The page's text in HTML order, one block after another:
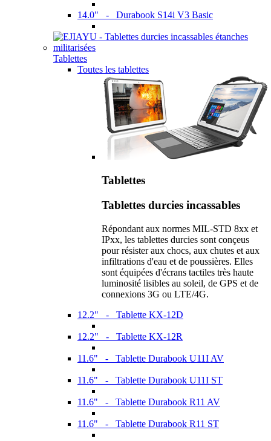
14.0" - Durabook S14i V3 Basic
Tablettes
Toutes les tablettes
Tablettes
Tablettes durcies incassables
Répondant aux normes MIL-STD 8xx et
IPxx, les tablettes durcies sont conçeus
pour résister aux chocs, aux chutes et aux
infiltrations d'eau et de poussières. Elles
sont équipées d'écrans tactiles très haute
luminosité lisibles au soleil, de GPS et de
connexions 3G ou LTE/4G.
12.2" - Tablette KX-12D
12.2" - Tablette KX-12R
11.6" - Tablette Durabook U11I AV
11.6" - Tablette Durabook U11I ST
11.6" - Tablette Durabook R11 AV
11.6" - Tablette Durabook R11 ST